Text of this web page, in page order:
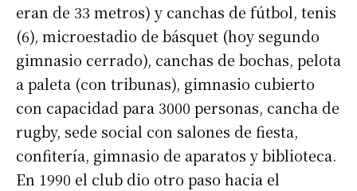
eran de 33 metros) y canchas de fútbol, tenis
(6), microestadio de básquet (hoy segundo
gimnasio cerrado), canchas de bochas, pelota
a paleta (con tribunas), gimnasio cubierto
con capacidad para 3000 personas, cancha de
rugby, sede social con salones de fiesta,
confitería, gimnasio de aparatos y biblioteca.
En 1990 el club dio otro paso hacia el